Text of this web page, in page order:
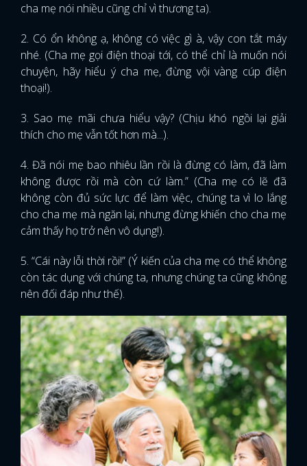
cha mẹ nói nhiều cũng chỉ vì thương ta).
2. Có ổn không ạ, không có việc gì à, vậy con tắt máy
nhé. (Cha mẹ gọi điện thoại tới, có thể chỉ là muốn nói
chuyện, hãy hiểu ý cha mẹ, đừng vội vàng cúp điện
thoại!).
3. Sao mẹ mãi chưa hiểu vậy? (Chịu khó ngồi lại giải
thích cho mẹ vẫn tốt hơn mà...).
4. Đã nói mẹ bao nhiêu lần rồi là đừng có làm, đã làm
không được rồi mà còn cứ làm.” (Cha mẹ có lẽ đã
không còn đủ sức lực để làm việc, chúng ta vì lo lắng
cho cha mẹ mà ngăn lại, nhưng đừng khiến cho cha mẹ
cảm thấy họ trở nên vô dụng!).
5. “Cái này lỗi thời rồi!” (Ý kiến của cha mẹ có thể không
còn tác dụng với chúng ta, nhưng chúng ta cũng không
nên đối đáp như thế).